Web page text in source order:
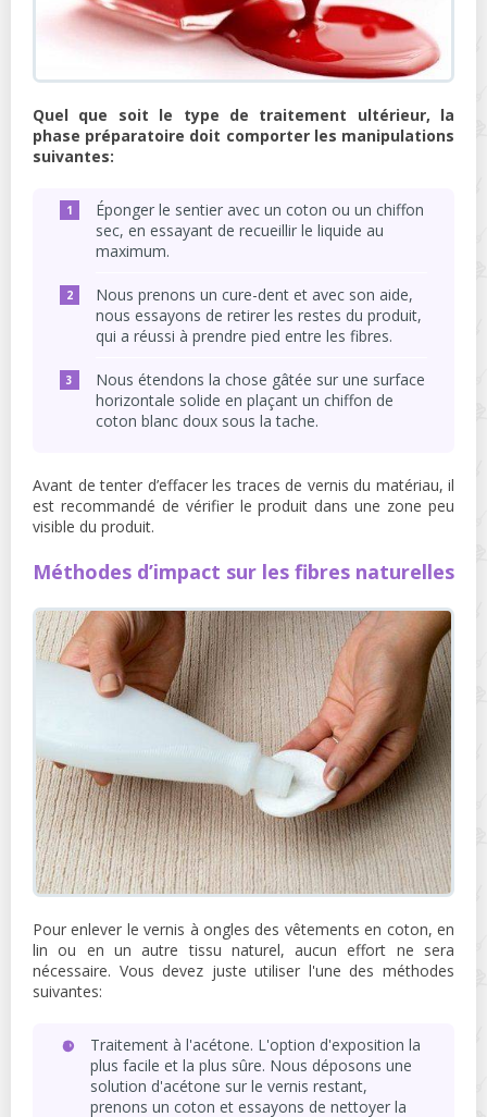
Quel que soit le type de traitement ultérieur, la
phase préparatoire doit comporter les manipulations
suivantes:
Éponger le sentier avec un coton ou un chiffon
sec, en essayant de recueillir le liquide au
maximum.
Nous prenons un cure-dent et avec son aide,
nous essayons de retirer les restes du produit,
qui a réussi à prendre pied entre les fibres.
Nous étendons la chose gâtée sur une surface
horizontale solide en plaçant un chiffon de
coton blanc doux sous la tache.
Avant de tenter d’effacer les traces de vernis du matériau, il
est recommandé de vérifier le produit dans une zone peu
visible du produit.
Méthodes d’impact sur les fibres naturelles
Pour enlever le vernis à ongles des vêtements en coton, en
lin ou en un autre tissu naturel, aucun effort ne sera
nécessaire. Vous devez juste utiliser l'une des méthodes
suivantes:
Traitement à l'acétone. L'option d'exposition la
plus facile et la plus sûre. Nous déposons une
solution d'acétone sur le vernis restant,
prenons un coton et essayons de nettoyer la